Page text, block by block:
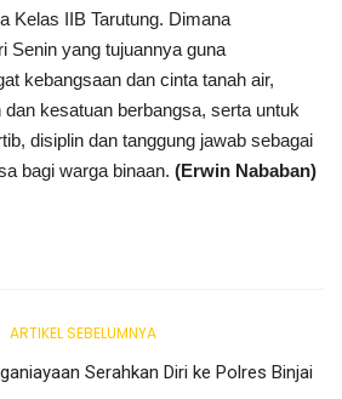
Kelas IIB Tarutung. Dimana
Senin yang tujuannya guna
kebangsaan dan cinta tanah air,
kesatuan berbangsa, serta untuk
disiplin dan tanggung jawab sebagai
bagi warga binaan. (Erwin Nababan)
ARTIKEL SEBELUMNYA
Serahkan Diri ke Polres Binjai